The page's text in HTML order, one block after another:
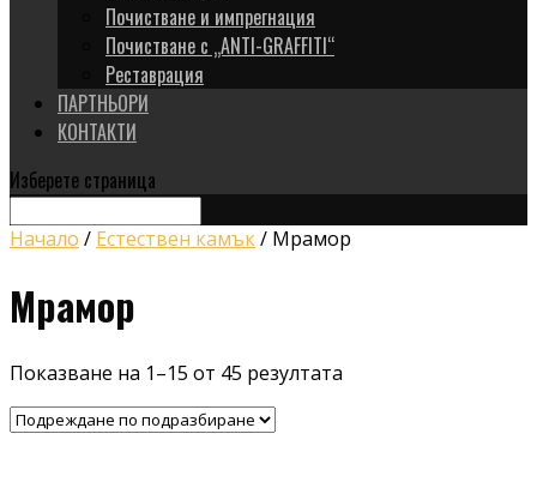
Почистване и импрегнация
Почистване с „ANTI-GRAFFITI“
Реставрация
ПАРТНЬОРИ
КОНТАКТИ
Изберете страница
Начало / Естествен камък/ Мрамор
Мрамор
Показване на 1–15 от 45 резултата